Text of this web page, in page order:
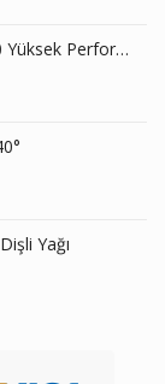
Gemaoil Formula M 4T 20W-50 Yüksek Performans Motosiklet Yağı
Yağı